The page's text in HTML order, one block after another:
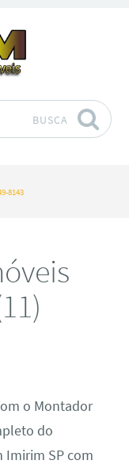
BUSCA
8143
o Montador
do
SP com